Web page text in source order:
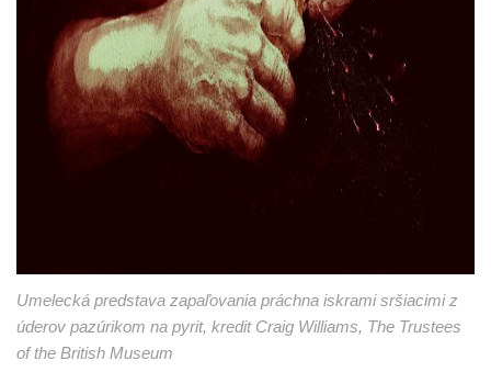
Umelecká predstava zapaľovania práchna iskrami sršiacimi z
úderov pazúrikom na pyrit, kredit Craig Williams, The Trustees
of the British Museum